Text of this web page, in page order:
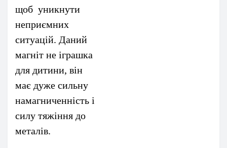
щоб уникнути
неприємних
ситуацій. Даний
магніт не іграшка
для дитини, він
має дуже сильну
намагниченність і
силу тяжіння до
металів.